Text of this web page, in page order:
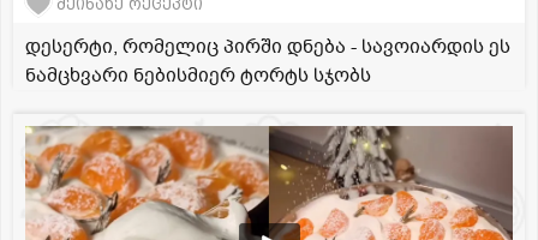
შეინახე რეცეპტი
დესერტი, რომელიც პირში დნება - სავოიარდის ეს
ნამცხვარი ნებისმიერ ტორტს სჯობს